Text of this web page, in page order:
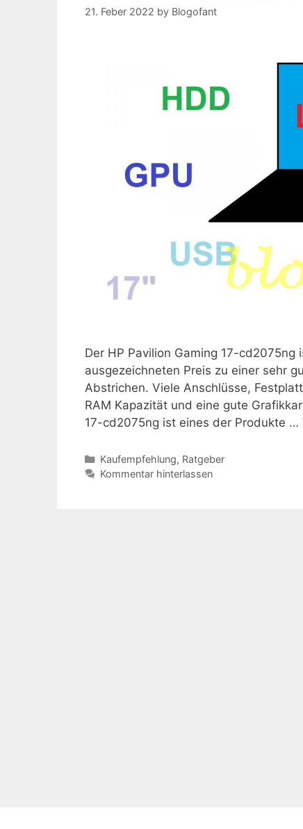
21. Feber 2022 by Blogofant
Der HP Pavilion Gaming 17-
ausgezeichneten Preis zu einer sehr
Abstrichen. Viele Anschlüsse,
RAM Kapazität und eine gute
17-cd2075ng ist eines der Produkte …
Kategorien
Kaufempfehlung, Ratgeber
Kommentar hinterlassen